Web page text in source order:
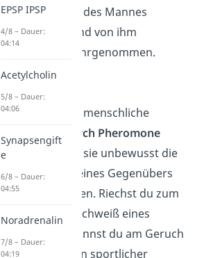
Trauminhalte des Mannes
beeinflusst und von ihm
intensiver wahrgenommen.
Empathie
Zudem ist die menschliche
Empathie
durch Pheromone
steuerbar, da sie unbewusst die
Emotionen deines Gegenübers
kommunizieren. Riechst du zum
Beispiel den Schweiß eines
Menschen, kannst du am Geruch
nicht zwischen sportlicher
EPSP IPSP
4/8 – Dauer:
04:14
Acetylcholin
5/8 – Dauer:
04:06
Synapsengift
e
6/8 – Dauer:
04:55
Noradrenalin
7/8 – Dauer:
04:19